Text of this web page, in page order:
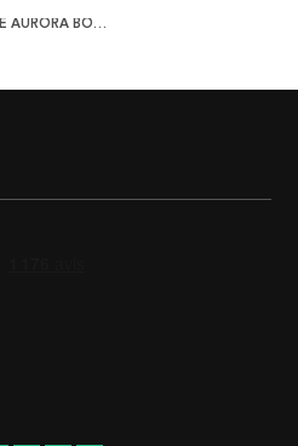
AFFICHE AURORA BOREALIS